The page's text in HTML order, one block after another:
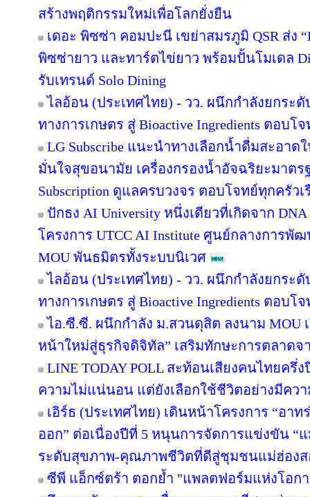
สร้างพฤติกรรมใหม่เพื่อโลกยั่งยืน
เดอะ พิซซ่า คอมปะนี เขย่าสมรภูมิ QSR ส่ง
พิซซ่ายาว และทาร์ตไข่ยาว พร้อมปั้นโมเดล
รับเทรนด์ Solo Dining
ไลอ้อน (ประเทศไทย) - วว. ผนึกกำลังยกระ
ทางการเกษตร สู่ Bioactive Ingredients ตอบโ
LG Subscribe แนะนำทางเลือกน้ำดื่มสะอา
มั่นใจสุขอนามัย เครื่องกรองน้ำอัจฉริยะมาต
Subscription ดูแลครบวงจร ตอบโจทย์ทุกครัวเ
ปักธง AI University หนึ่งเดียวที่เกิดจาก
โครงการ UTCC AI Institute ศูนย์กลางการพั
MOU พันธมิตรทั้งระบบนิเวศ
ไลอ้อน (ประเทศไทย) - วว. ผนึกกำลังยกระ
ทางการเกษตร สู่ Bioactive Ingredients ตอบโ
ไอ.ซี.ซี. ผนึกกำลัง ม.สวนดุสิต ลงนาม MOU
หน้าใหม่สู่ธุรกิจดิจิทัล” เสริมทักษะการตลาด
LINE TODAY POLL สะท้อนเสียงคนไทยครึ่
ความไม่แน่นอน แต่ยังเลือกใช้ชีวิตอย่างมีควา
เอิร์ธ (ประเทศไทย) เดินหน้าโครงการ “อา
ออก” ต่อเนื่องปีที่ 5 หนุนการจัดการแข่งขัน “
ระดับสุขภาพ-คุณภาพชีวิตที่ดีสู่ชุมชนแม่ฮ่อง
ซีพี แอ็กซ์ตร้า ตอกย้ำ "แพลตฟอร์มแห่งโอก